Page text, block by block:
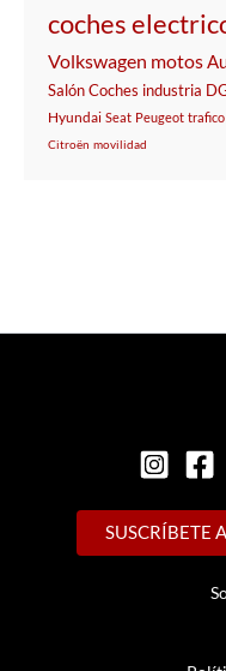
coches
Volkswagen motos
SalónCoches industria
Hyundai Seat Peugeot trafico
Citroën movilidad
SUSCRÍBETE